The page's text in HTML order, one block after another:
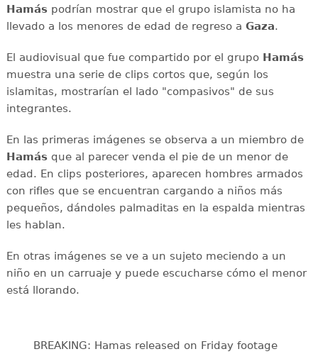
Hamáspodrían mostrar que el grupo islamista no ha
llevado a los menores de edad de regreso a Gaza.
El audiovisual que fue compartido por el grupo Hamás
muestra una serie de clips cortos que, según los
islamitas, mostrarían el lado "compasivos" de sus
integrantes.
En las primeras imágenes se observa a un miembro de
Hamásque al parecer venda el pie de un menor de
edad. En clips posteriores, aparecen hombres armados
con rifles que se encuentran cargando a niños más
pequeños, dándoles palmaditas en la espalda mientras
les hablan.
En otras imágenes se ve a un sujeto meciendo a un
niño en un carruaje y puede escucharse cómo el menor
está llorando.
BREAKING: Hamas released on Friday footage